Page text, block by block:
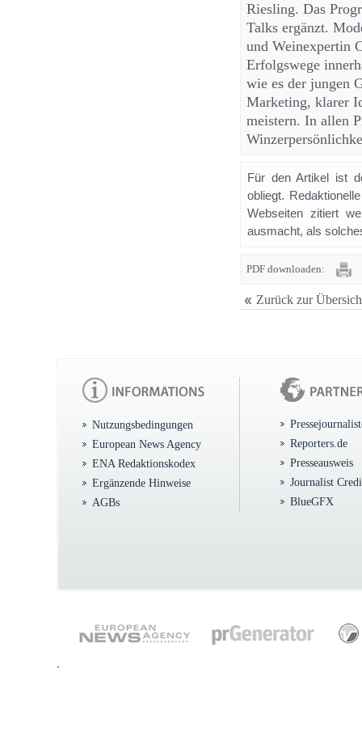
Riesling. Das
Talks ergänzt.
und Weinexpertin
Erfolgswege
wie es der jungen
Marketing, klarer
meistern. In allen
Für den Artikel ist
obliegt.
Webseiten zitiert
ausmacht, als
PDF downloaden:
Zurück zur
Nutzungsbedingungen
European News Agency
ENA Redaktionskodex
Ergänzende Hinweise
AGBs
Reporters.de
Presseausweis
Journalist
BlueGFX
.